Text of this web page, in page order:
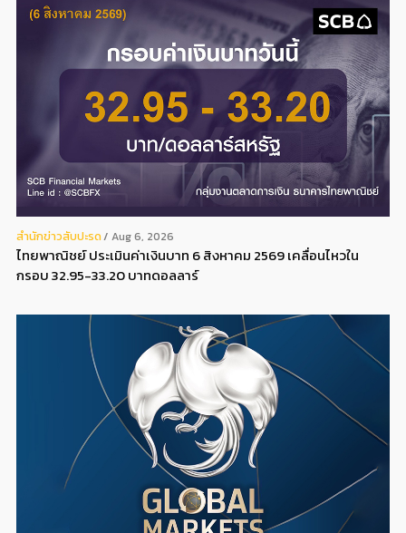
สํานักข่าวสับปะรด Aug 6, 2026
ไทยพาณิชย์ ประเมินค่าเงินบาท 6 สิงหาคม 2569 เคลื่อนไหวใน
กรอบ 32.95-33.20 บาทดอลลาร์